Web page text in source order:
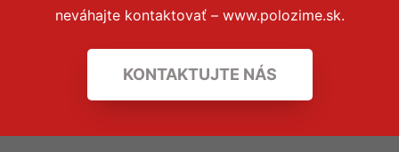
neváhajte kontaktovať – www.polozime.sk.
KONTAKTUJTE NÁS